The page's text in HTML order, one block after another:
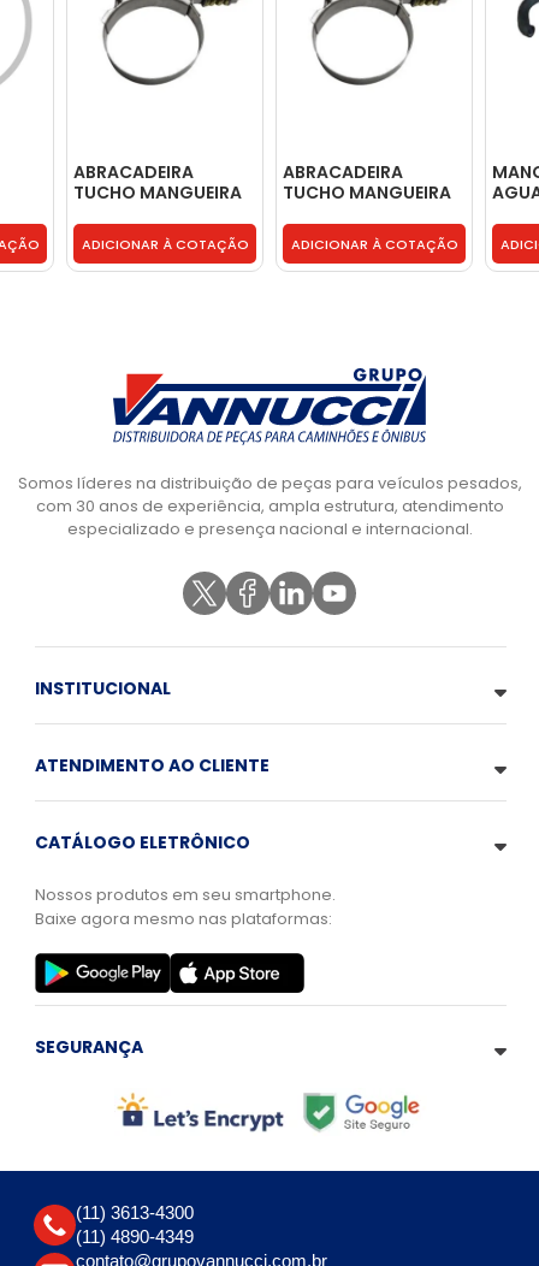
ABRACADEIRA
TUCHO MANGUEIRA
6007001917003
ADICIONAR À COTAÇÃO
ABRACADEIRA
TUCHO MANGUEIRA
6007001917003
ADICIONAR À COTAÇÃO
Somos líderes na distribuição de peças para veículos pesados,
com 30 anos de experiência, ampla estrutura, atendimento
especializado e presença nacional e internacional.
INSTITUCIONAL
ATENDIMENTO AO CLIENTE
CATÁLOGO ELETRÔNICO
Nossos produtos em seu smartphone.
Baixe agora mesmo nas plataformas:
SEGURANÇA
(11) 3613-4300
(11) 4890-4349
contato@grupovannucci.com.br